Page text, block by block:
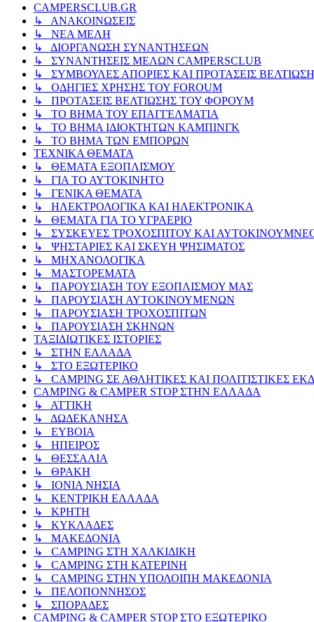
CAMPERSCLUB.GR
↳ ΑΝΑΚΟΙΝΩΣΕΙΣ
↳ ΝΕΑ ΜΕΛΗ
↳ ΔΙΟΡΓΑΝΩΣΗ ΣΥΝΑΝΤΗΣΕΩΝ
↳ ΣΥΝΑΝΤΗΣΕΙΣ ΜΕΛΩΝ CAMPERSCLUB
↳ ΣΥΜΒΟΥΛΕΣ ΑΠΟΡΙΕΣ ΚΑΙ ΠΡΟΤΑΣΕΙΣ
↳ ΟΔΗΓΙΕΣ ΧΡΗΣΗΣ ΤΟΥ FOROUM
↳ ΠΡΟΤΑΣΕΙΣ ΒΕΛΤΙΩΣΗΣ ΤΟΥ ΦΟΡΟΥΜ
↳ ΤΟ ΒΗΜΑ ΤΟΥ ΕΠΑΓΓΕΛΜΑΤΙΑ
↳ ΤΟ ΒΗΜΑ ΙΔΙΟΚΤΗΤΩΝ ΚΑΜΠΙΝΓΚ
↳ ΤΟ ΒΗΜΑ ΤΩΝ ΕΜΠΟΡΩΝ
ΤΕΧΝΙΚΑ ΘΕΜΑΤΑ
↳ ΘΕΜΑΤΑ ΕΞΟΠΛΙΣΜΟΥ
↳ ΓΙΑ ΤΟ ΑΥΤΟΚΙΝΗΤΟ
↳ ΓΕΝΙΚΑ ΘΕΜΑΤΑ
↳ ΗΛΕΚΤΡΟΛΟΓΙΚΑ ΚΑΙ ΗΛΕΚΤΡΟΝΙΚΑ
↳ ΘΕΜΑΤΑ ΓΙΑ ΤΟ ΥΓΡΑΕΡΙΟ
↳ ΣΥΣΚΕΥΕΣ ΤΡΟΧΟΣΠΙΤΟΥ ΚΑΙ
↳ ΨΗΣΤΑΡΙΕΣ ΚΑΙ ΣΚΕΥΗ ΨΗΣΙΜΑΤΟΣ
↳ ΜΗΧΑΝΟΛΟΓΙΚΑ
↳ ΜΑΣΤΟΡΕΜΑΤΑ
↳ ΠΑΡΟΥΣΙΑΣΗ ΤΟΥ ΕΞΟΠΛΙΣΜΟΥ ΜΑΣ
↳ ΠΑΡΟΥΣΙΑΣΗ ΑΥΤΟΚΙΝΟΥΜΕΝΩΝ
↳ ΠΑΡΟΥΣΙΑΣΗ ΤΡΟΧΟΣΠΙΤΩΝ
↳ ΠΑΡΟΥΣΙΑΣΗ ΣΚΗΝΩΝ
ΤΑΞΙΔΙΩΤΙΚΕΣ ΙΣΤΟΡΙΕΣ
↳ ΣΤΗΝ ΕΛΛΑΔΑ
↳ ΣΤΟ ΕΞΩΤΕΡΙΚΟ
↳ CAMPING ΣΕ ΑΘΛΗΤΙΚΕΣ ΚΑΙ ΠΟΛΙΤΙΣΤΙΚΕΣ
CAMPING & CAMPER STOP ΣΤΗN ΕΛΛΑΔΑ
↳ ΑΤΤΙΚΗ
↳ ΔΩΔΕΚΑΝΗΣΑ
↳ ΕΥΒΟΙΑ
↳ ΗΠΕΙΡΟΣ
↳ ΘΕΣΣΑΛΙΑ
↳ ΘΡΑΚΗ
↳ ΙΟΝΙΑ ΝΗΣΙΑ
↳ ΚΕΝΤΡΙΚΗ ΕΛΛΑΔΑ
↳ ΚΡΗΤΗ
↳ ΚΥΚΛΑΔΕΣ
↳ ΜΑΚΕΔΟΝΙΑ
↳ CAMPING ΣΤΗ ΧΑΛΚΙΔΙΚΗ
↳ CAMPING ΣΤΗ ΚΑΤΕΡΙΝΗ
↳ CAMPING ΣΤΗΝ ΥΠΟΛΟΙΠΗ ΜΑΚΕΔΟΝΙΑ
↳ ΠΕΛΟΠΟΝΝΗΣΟΣ
↳ ΣΠΟΡΑΔΕΣ
CAMPING & CAMPER STOP ΣΤΟ ΕΞΩΤΕΡΙΚΟ